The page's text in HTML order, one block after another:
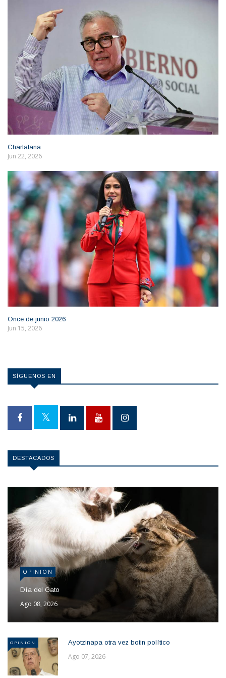
Charlatana
Jun 22, 2026
Once de junio 2026
Jun 15, 2026
SÍGUENOS EN
DESTACADOS
OPINION
Día del Gato
Ago 08, 2026
OPINION Ayotzinapa otra vez botin político
Ago 07, 2026